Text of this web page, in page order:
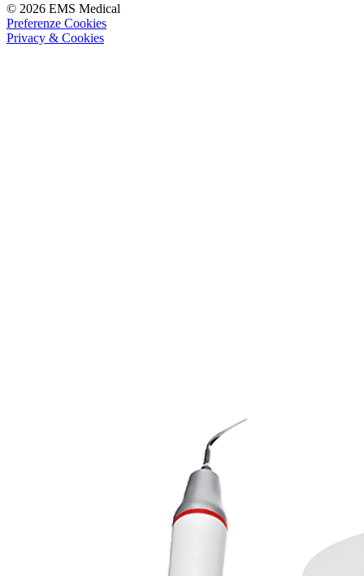
© 2026 EMS Medical
Preferenze Cookies
Privacy & Cookies